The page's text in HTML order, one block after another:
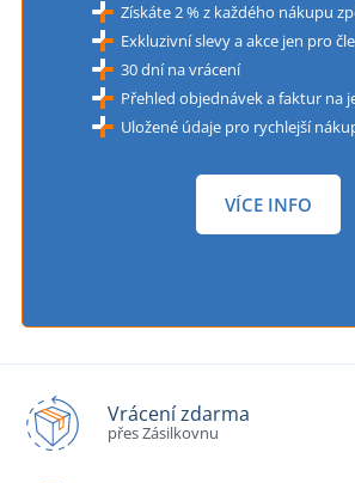
Získáte 2 % z každého nákupu
Exkluzivní slevy a akce jen pro
30 dní na vrácení
Přehled objednávek a faktur na
Uložené údaje pro rychlejší
VÍCE INFO
Vrácení zdarma
přes Zásilkovnu